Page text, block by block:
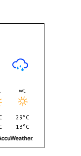
wt.
29°C
13°C